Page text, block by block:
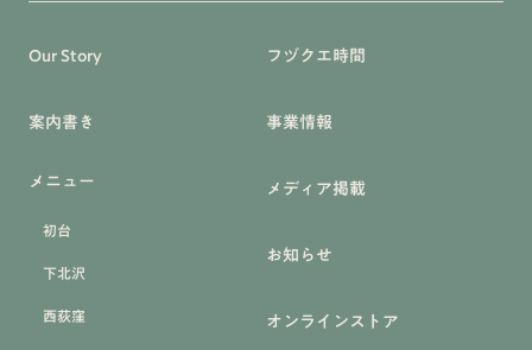
Our Story
案内書き
メニュー
初台
下北沢
西荻窪
フヅクエ時間
事業情報
メディア掲載
お知らせ
オンラインストア